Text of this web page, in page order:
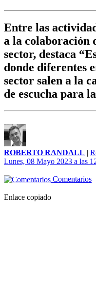
Entre las
a la colaboración
sector, destaca
donde diferentes
sector salen a la
de escucha para
ROBERTO RANDALL |
Lunes, 08 Mayo 2023 a las
Comentarios
Enlace copiado